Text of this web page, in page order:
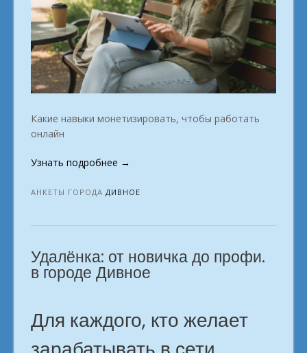
Какие навыки монетизировать, чтобы работать
онлайн
Узнать подробнее «Профессии
онлайн-
начинай.
Дивное»
→
АНКЕТЫ ГОРОДА ДИВНОЕ
Удалёнка: от новичка до профи.
в городе Дивное
Для каждого, кто желает